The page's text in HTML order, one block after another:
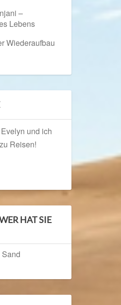
–
Lebens
Wiederaufbau
und ich
Reisen!
HAT SIE